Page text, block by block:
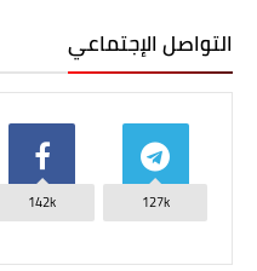
التواصل الإجتماعي
127k
142k